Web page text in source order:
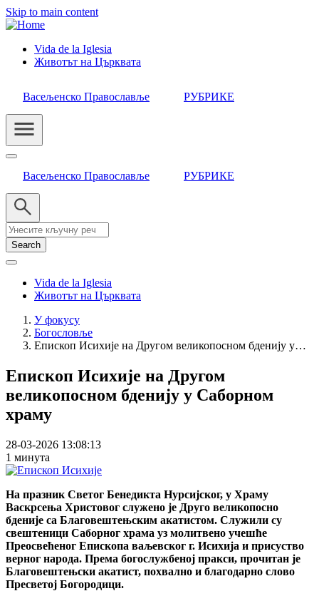
Skip to main content
Header
Menu
Vida de la Iglesia
Животът на Църквата
Васељенско Православље РУБРИКЕ
Васељенско Православље РУБРИКЕ
Search
Vida de la Iglesia
Животът на Църквата
Breadcrumb
У фокусу
Богословље
Епископ Исихије на Другом великопосном бденију у…
Епископ Исихије на Другом
великопосном бденију у Саборном
храму
28-03-2026 13:08:13
1 минута
На празник Светог Бенедикта Нурсијског, у Храму
Васкрсења Христовог служено је Друго великопосно
бденије са Благовештењским акатистом. Служили су
свештеници Саборног храма уз молитвено учешће
Преосвећеног Епископа ваљевског г. Исихија и присуство
верног народа. Према богослужбеној пракси, прочитан је
Благовештењски акатист, похвално и благодарно слово
Пресветој Богородици.